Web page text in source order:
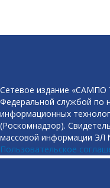
Сетевое издание «САМПО
Федеральной службой по
информационных
(Роскомнадзор).
массовой информации ЭЛ
Пользовательское